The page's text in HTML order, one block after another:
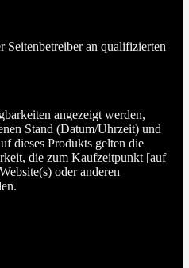
Seitenbetreiber an qualifizierten
angezeigt werden,
Stand (Datum/Uhrzeit) und
dieses Produkts gelten die
die zum Kaufzeitpunkt [auf
oder anderen